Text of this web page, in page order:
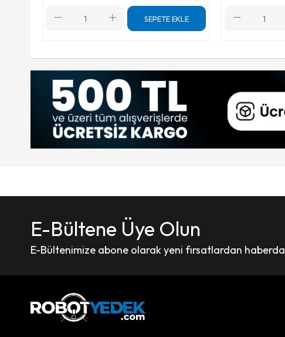
SEPETE EKLE
E-Bültene Üye Olun
E-Bültenimize abone olarak yeni fırsatlardan